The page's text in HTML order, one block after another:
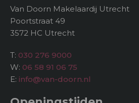
Van Doorn Makelaardij Utrecht
Poortstraat 49
3572 HC Utrecht
T: 030 276 9000
W: 06 58 91 06 75
E: info@van-doorn.nl